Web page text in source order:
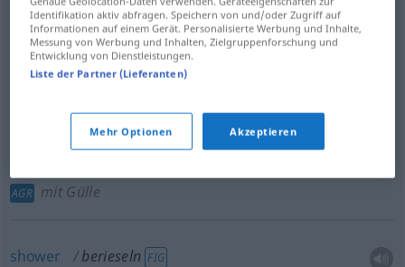
irrigate berieseln besonders AGR bewässern
besonders
bewässern
AGR mit Gülle
shower berieseln FIG
Identifikation aktiv abfragen. Speichern von und/oder Zugriff auf
Informationen auf einem Gerät. Personalisierte Werbung und Inhalte,
Messung von Werbung und Inhalten, Zielgruppenforschung und
Entwicklung von Dienstleistungen.
Liste der Partner (Lieferanten)
Mehr Optionen Akzeptieren